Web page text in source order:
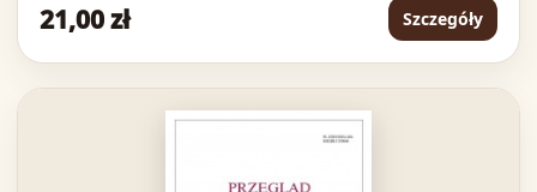
21,00 zł Szczegóły